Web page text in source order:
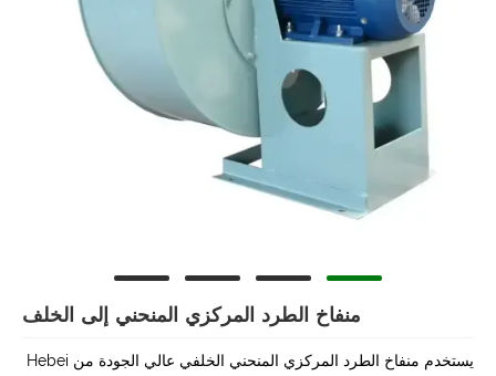
منفاخ الطرد المركزي المنحني إلى الخلف
يستخدم منفاخ الطرد المركزي المنحني الخلفي عالي الجودة من Hebei